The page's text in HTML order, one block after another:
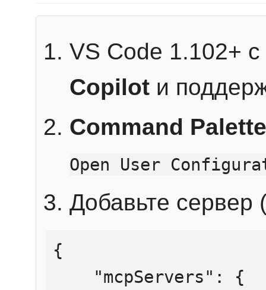
VS Code 1.102+
Copilot и
Command Palette
Open User
Добавьте сервер
{